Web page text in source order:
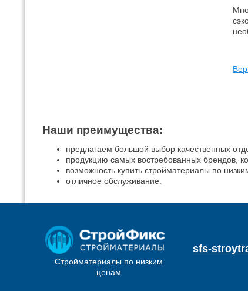
Наши преимущества:
предлагаем большой выбор качественных
продукцию самых востребованных брендов,
возможность купить стройматериалы по
отличное обслуживание.
Стройматериалы по низким
ценам
sfs-